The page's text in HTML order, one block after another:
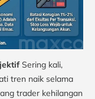
Sering kali,
tren naik selama
trader kehilangan